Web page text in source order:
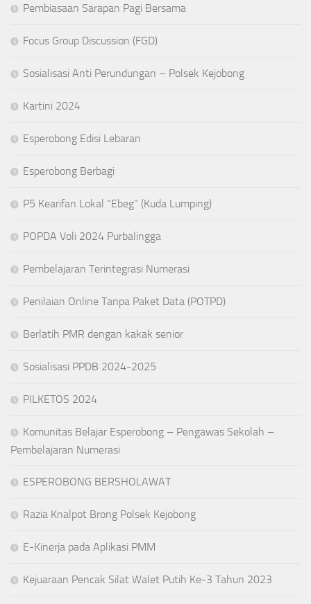
Pembiasaan Sarapan Pagi Bersama
Focus Group Discussion (FGD)
Sosialisasi Anti Perundungan – Polsek Kejobong
Kartini 2024
Esperobong Edisi Lebaran
Esperobong Berbagi
P5 Kearifan Lokal “Ebeg” (Kuda Lumping)
POPDA Voli 2024 Purbalingga
Pembelajaran Terintegrasi Numerasi
Penilaian Online Tanpa Paket Data (POTPD)
Berlatih PMR dengan kakak senior
Sosialisasi PPDB 2024-2025
PILKETOS 2024
Komunitas Belajar Esperobong – Pengawas Sekolah –
Pembelajaran Numerasi
ESPEROBONG BERSHOLAWAT
Razia Knalpot Brong Polsek Kejobong
E-Kinerja pada Aplikasi PMM
Kejuaraan Pencak Silat Walet Putih Ke-3 Tahun 2023